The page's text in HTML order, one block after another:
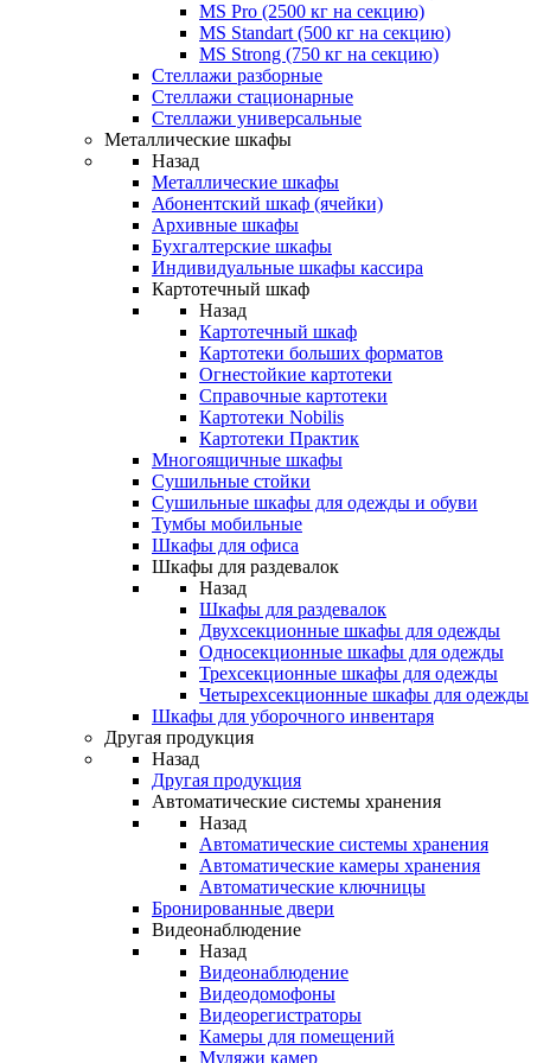
MS Pro (2500 кг на секцию)
MS Standart (500 кг на секцию)
MS Strong (750 кг на секцию)
Стеллажи разборные
Стеллажи стационарные
Стеллажи универсальные
Металлические шкафы
Назад
Металлические шкафы
Абонентский шкаф (ячейки)
Архивные шкафы
Бухгалтерские шкафы
Индивидуальные шкафы кассира
Картотечный шкаф
Назад
Картотечный шкаф
Картотеки больших форматов
Огнестойкие картотеки
Справочные картотеки
Картотеки Nobilis
Картотеки Практик
Многоящичные шкафы
Сушильные стойки
Сушильные шкафы для одежды и обуви
Тумбы мобильные
Шкафы для офиса
Шкафы для раздевалок
Назад
Шкафы для раздевалок
Двухсекционные шкафы для одежды
Односекционные шкафы для одежды
Трехсекционные шкафы для одежды
Четырехсекционные шкафы для одежды
Шкафы для уборочного инвентаря
Другая продукция
Назад
Другая продукция
Автоматические системы хранения
Назад
Автоматические системы хранения
Автоматические камеры хранения
Автоматические ключницы
Бронированные двери
Видеонаблюдение
Назад
Видеонаблюдение
Видеодомофоны
Видеорегистраторы
Камеры для помещений
Муляжи камер